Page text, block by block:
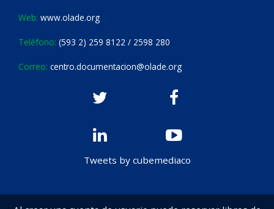
Web: www.olade.org
Teléfono: (593 2) 259 8122 / 2598 280
Correo: centro.documentacion@olade.org
Tweets by cubemediaco